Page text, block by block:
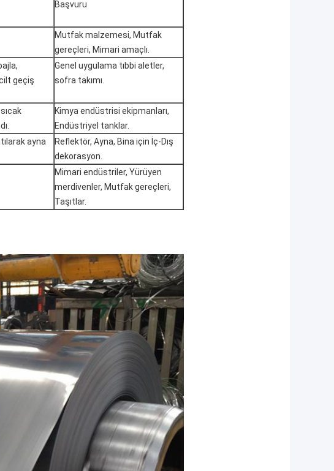
Başvuru
Mutfak malzemesi, Mutfak
gereçleri, Mimari amaçlı.
geçiş
Genel uygulama tıbbi aletler,
sofra takımı.
Kimya endüstrisi ekipmanları,
Endüstriyel tanklar.
ayna
Reflektör, Ayna, Bina için İç-Dış
dekorasyon.
Mimari endüstriler, Yürüyen
merdivenler, Mutfak gereçleri,
Taşıtlar.